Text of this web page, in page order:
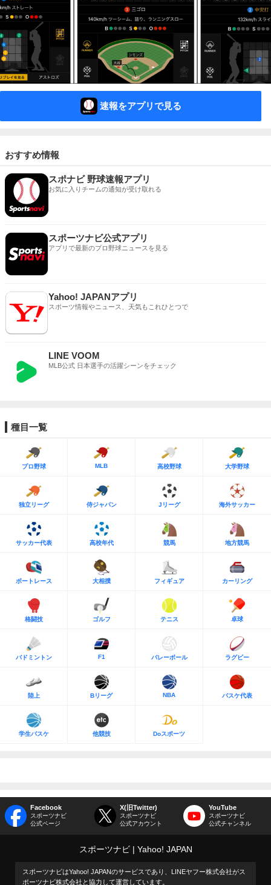
速報をアプリで見る
おすすめ情報
スポナビ 野球速報アプリ
お気に入りチームの通知が受け取れる
スポーツナビ公式アプリ
アプリで最新のプロ野球ニュースを見る
Yahoo! JAPANアプリ
スポーツ情報やニュース、天気もこれひとつで
LINE VOOM
MLB公式 日本選手の活躍シーンをチェック
種目一覧
プロ野球 MLB 高校野球 大学野球
独立リーグ 侍ジャパン Jリーグ 海外サッカー
サッカー代表 高校年代 競馬 地方競馬
ボートレース 大相撲 フィギュア カーリング
格闘技 ゴルフ テニス 卓球
バドミントン F1 バレーボール ラグビー
陸上 Bリーグ NBA バスケ代表
学生バスケ 他競技 Doスポーツ
Facebook
スポーツナビ
公式ページ
X(旧Twitter)
スポーツナビ
公式アカウント
YouTube
スポーツナビ
公式チャンネル
スポーツナビ Yahoo! JAPAN
スポーツナビはYahoo! JAPANのサービスであり、LINEヤフー株式会社がス
ポーツナビ株式会社と協力して運営しています。